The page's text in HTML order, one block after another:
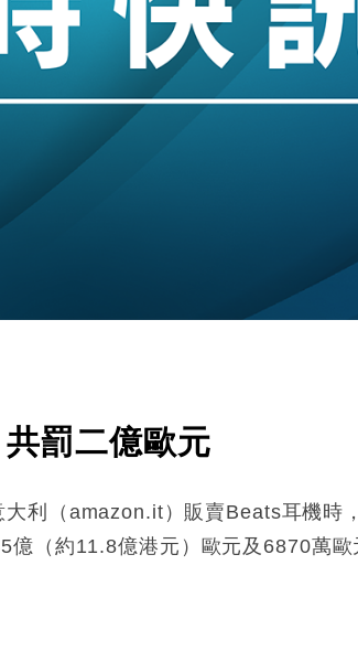
50%
罰二億歐元
利（amazon.it）販賣Beats耳機時
（約11.8億港元）歐元及6870萬